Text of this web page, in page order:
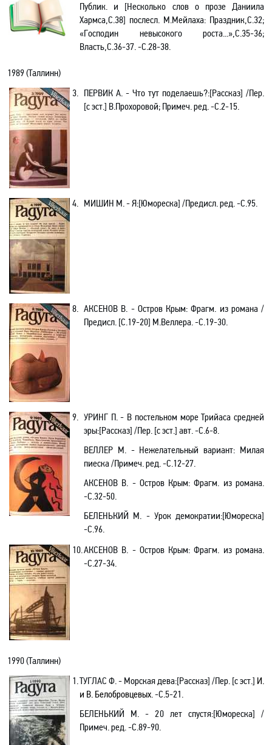
Публик. и [Несколько слов о прозе Даниила
Хармса,С.38] послесл. М.Мейлаха: Праздник,С.32;
«Господин невысокого роста...»,С.35-36;
Власть,С.36-37. -С.28-38.
1989 (Таллинн)
3. ПЕРВИК А. - Что тут поделаешь?:[Рассказ] /Пер.
[с эст.] В.Прохоровой; Примеч. ред. -С.2-15.
4. МИШИН М. - Я:[Юмореска] /Предисл. ред. -С.95.
8. АКСЕНОВ В. - Остров Крым: Фрагм. из романа /
Предисл. [С.19-20] М.Веллера. -С.19-30.
9. УРИНГ П. - В постельном море Трийаса средней
эры:[Рассказ] /Пер. [с эст.] авт. -С.6-8.
ВЕЛЛЕР М. - Нежелательный вариант: Милая
пиеска /Примеч. ред. -С.12-27.
АКСЕНОВ В. - Остров Крым: Фрагм. из романа.
-С.32-50.
БЕЛЕНЬКИЙ М. - Урок демократии:[Юмореска]
-С.96.
10.АКСЕНОВ В. - Остров Крым: Фрагм. из романа.
-С.27-34.
1990 (Таллинн)
1.ТУГЛАС Ф. - Морская дева:[Рассказ] /Пер. [с эст.] И.
и В. Белобровцевых. -С.5-21.
БЕЛЕНЬКИЙ М. - 20 лет спустя:[Юмореска] /
Примеч. ред. -С.89-90.